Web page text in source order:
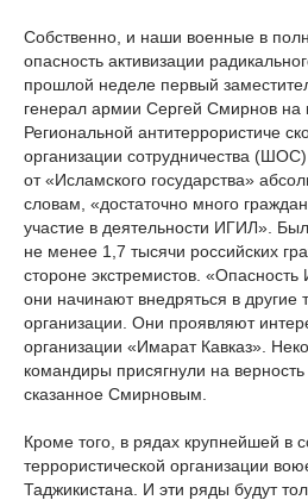
Собственно, и наши военные в
опасность активизации
прошлой неделе первый
генерал армии Сергей Смирнов на
Региональной антитеррористиче
организации сотрудничества
от «Исламского государства»
словам, «достаточно много
участие в деятельности ИГИЛ».
не менее 1,7 тысячи российских
стороне экстремистов.
они начинают внедряться в другие
организации. Они проявляют
организации «Имарат Кавказ».
командиры присягнули на
сказанное Смирновым.
Кроме того, в рядах крупнейшей в
террористической организации
Таджикистана. И эти ряды будут